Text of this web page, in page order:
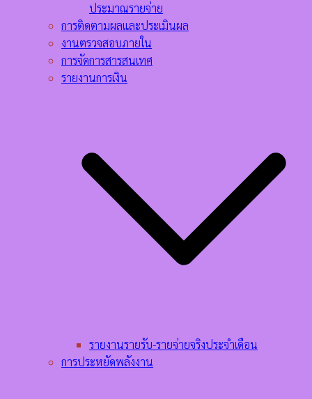
ประมาณรายจ่าย
การติดตามผลและประเมินผล
งานตรวจสอบภายใน
การจัดการสารสนเทศ
รายงานการเงิน
รายงานรายรับ-รายจ่ายจริงประจำเดือน
การประหยัดพลังงาน